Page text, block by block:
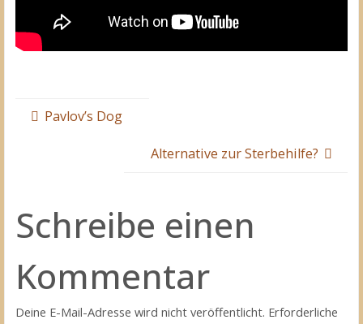
Pavlov’s Dog
Alternative zur Sterbehilfe?
Schreibe einen
Kommentar
Deine E-Mail-Adresse wird nicht veröffentlicht. Erforderliche